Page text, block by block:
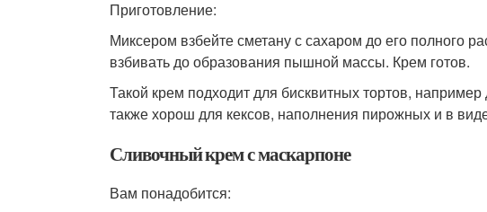
Приготовление:
Миксером взбейте сметану с сахаром до его полного
взбивать до образования пышной массы. Крем готов.
Такой крем подходит для бисквитных тортов,
также хорош для кексов, наполнения пирожных и в
Сливочный крем с маскарпоне
Вам понадобится: